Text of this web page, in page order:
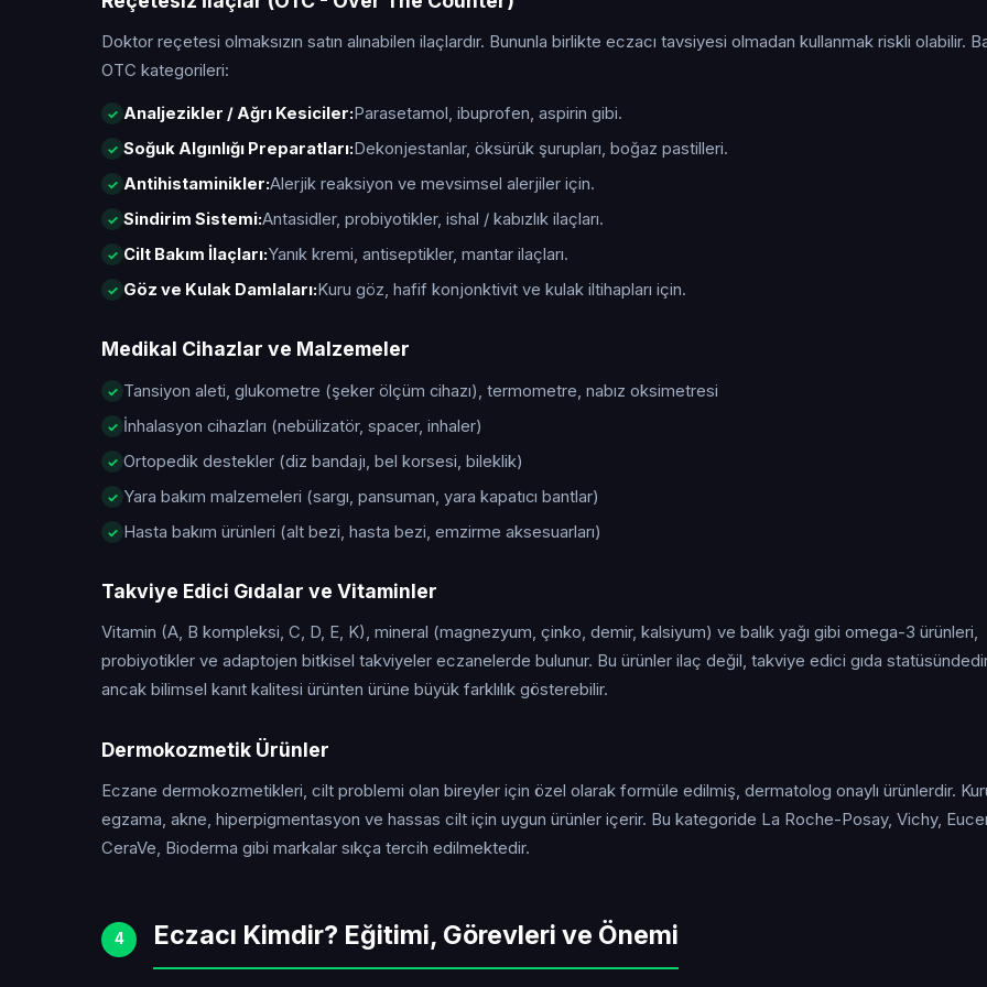
Doktor reçetesi olmaksızın satın alınabilen ilaçlardır. Bununla birlikte eczacı tavsiyesi olmadan kullanmak riskli olabilir.
OTC kategorileri:
Analjezikler / Ağrı Kesiciler:Parasetamol, ibuprofen, aspirin gibi.
Soğuk Algınlığı Preparatları:Dekonjestanlar, öksürük şurupları, boğaz pastilleri.
Antihistaminikler:Alerjik reaksiyon ve mevsimsel alerjiler için.
Sindirim Sistemi:Antasidler, probiyotikler, ishal / kabızlık ilaçları.
Cilt Bakım İlaçları:Yanık kremi, antiseptikler, mantar ilaçları.
Göz ve Kulak Damlaları:Kuru göz, hafif konjonktivit ve kulak iltihapları için.
Medikal Cihazlar ve Malzemeler
Tansiyon aleti, glukometre (şeker ölçüm cihazı), termometre, nabız oksimetresi
İnhalasyon cihazları (nebülizatör, spacer, inhaler)
Ortopedik destekler (diz bandajı, bel korsesi, bileklik)
Yara bakım malzemeleri (sargı, pansuman, yara kapatıcı bantlar)
Hasta bakım ürünleri (alt bezi, hasta bezi, emzirme aksesuarları)
Takviye Edici Gıdalar ve Vitaminler
Vitamin (A, B kompleksi, C, D, E, K), mineral (magnezyum, çinko, demir, kalsiyum) ve balık yağı gibi omega-3 ürünleri,
probiyotikler ve adaptojen bitkisel takviyeler eczanelerde bulunur. Bu ürünler ilaç değil, takviye edici gıda
ancak bilimsel kanıt kalitesi ürünten ürüne büyük farklılık gösterebilir.
Dermokozmetik Ürünler
Eczane dermokozmetikleri, cilt problemi olan bireyler için özel olarak formüle edilmiş, dermatolog onaylı ürünlerdir.
egzama, akne, hiperpigmentasyon ve hassas cilt için uygun ürünler içerir. Bu kategoride La Roche-Posay, Vichy,
CeraVe, Bioderma gibi markalar sıkça tercih edilmektedir.
4 Eczacı Kimdir? Eğitimi, Görevleri ve Önemi